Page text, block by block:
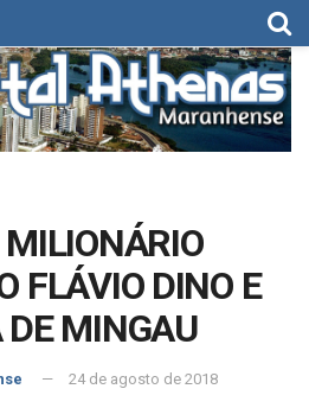
FLÁVIO DINO E
MINGAU
24 de agosto de 2018